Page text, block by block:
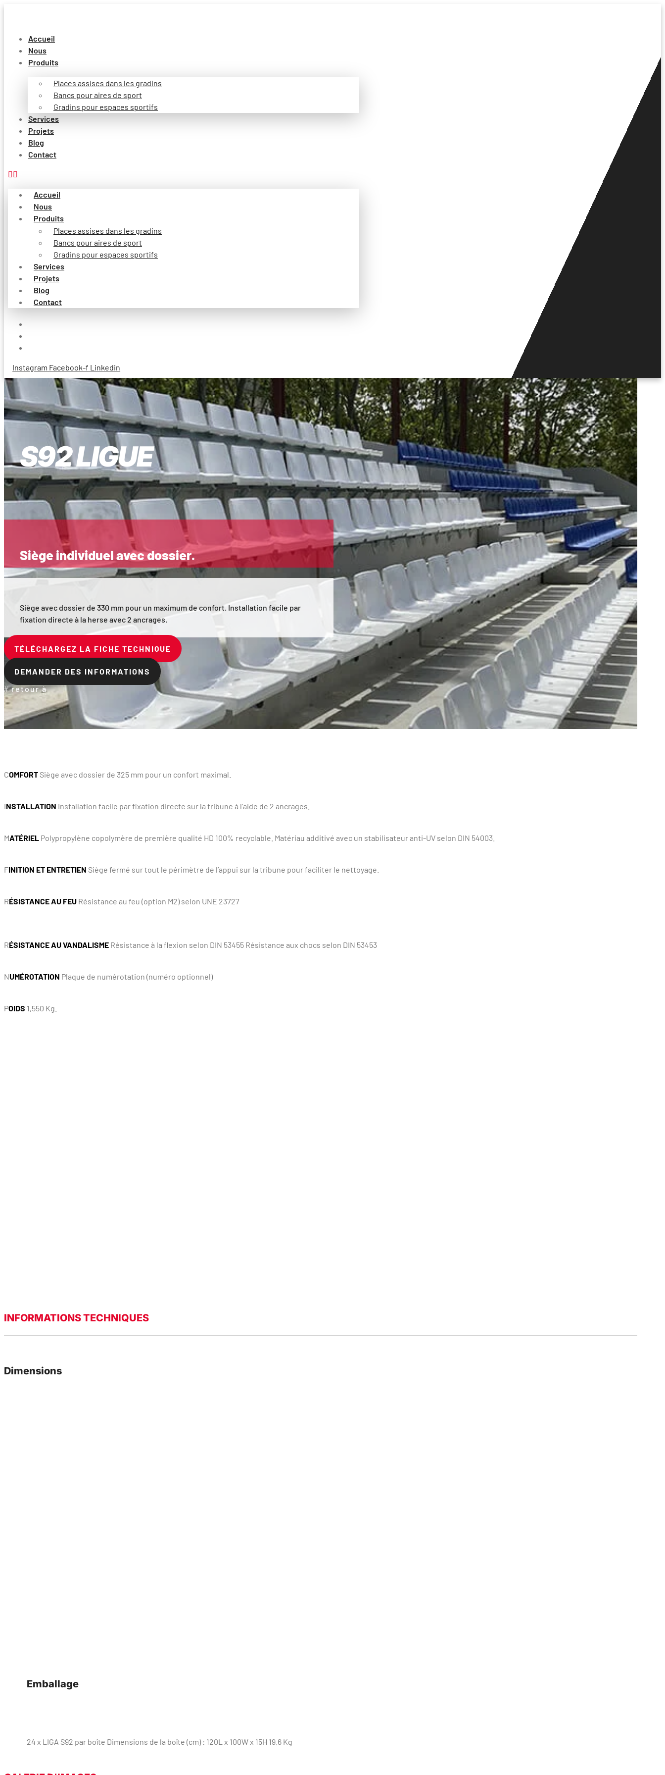
Accueil
Nous
Produits
Places assises dans les gradins
Bancs pour aires de sport
Gradins pour espaces sportifs
Services
Projets
Blog
Contact
Accueil
Nous
Produits
Places assises dans les gradins
Bancs pour aires de sport
Gradins pour espaces sportifs
Services
Projets
Blog
Contact
Instagram Facebook-f Linkedin
S92 LIGUE
Siège individuel avec dossier.
Siège avec dossier de 330 mm pour un maximum de confort. Installation facile par
fixation directe à la herse avec 2 ancrages.
TÉLÉCHARGEZ LA FICHE TECHNIQUE
DEMANDER DES INFORMATIONS
retour à
COMFORT Siège avec dossier de 325 mm pour un confort maximal.
INSTALLATION Installation facile par fixation directe sur la tribune à l’aide de 2 ancrages.
MATÉRIEL Polypropylène copolymère de première qualité HD 100% recyclable. Matériau additivé avec un stabilisateur anti-UV selon DIN 54003.
FINITION ET ENTRETIEN Siège fermé sur tout le périmètre de l’appui sur la tribune pour faciliter le nettoyage.
RÉSISTANCE AU FEU Résistance au feu (option M2) selon UNE 23727
RÉSISTANCE AU VANDALISME Résistance à la flexion selon DIN 53455 Résistance aux chocs selon DIN 53453
NUMÉROTATION Plaque de numérotation (numéro optionnel)
POIDS 1,550 Kg.
INFORMATIONS TECHNIQUES
Dimensions
Emballage
24 x LIGA S92 par boîte Dimensions de la boîte (cm) : 120L x 100W x 15H 19.6 Kg